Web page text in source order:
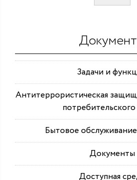
Задачи и
Антитеррористическая
Бытовое
Документы
Доступная